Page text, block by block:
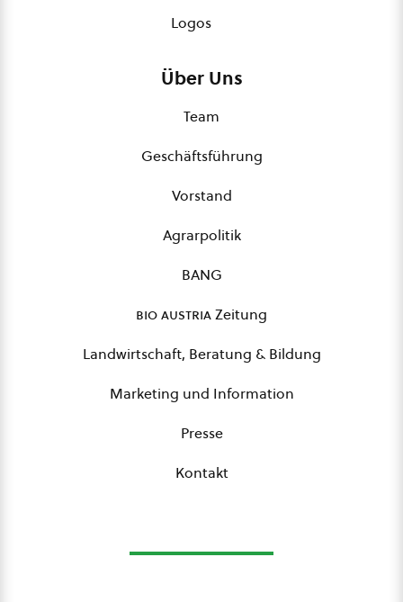
Logos
Über Uns
Team
Geschäftsführung
Vorstand
Agrarpolitik
BANG
bio austriaZeitung
Landwirtschaft, Beratung & Bildung
Marketing und Information
Presse
Kontakt